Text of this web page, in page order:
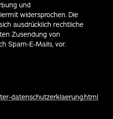
und
widersprochen. Die
ausdrücklich rechtliche
Zusendung von
Spam-E-Mails, vor.
datenschutzerklaerung.html